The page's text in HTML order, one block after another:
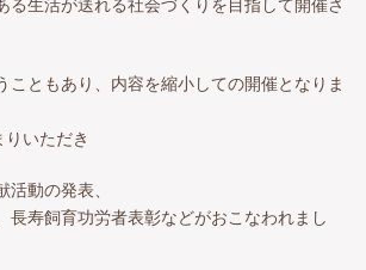
る生活が送れる社会づくりを目指して開催さ
こともあり、内容を縮小しての開催となりま
いただき
動の発表、
長寿飼育功労者表彰などがおこなわれまし